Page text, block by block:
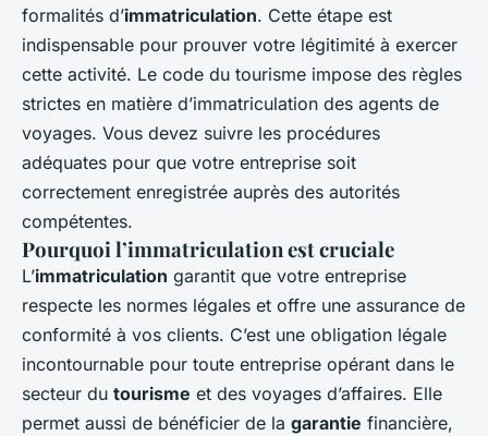
formalités d’immatriculation. Cette étape est
indispensable pour prouver votre légitimité à exercer
cette activité. Le code du tourisme impose des règles
strictes en matière d’immatriculation des agents de
voyages. Vous devez suivre les procédures
adéquates pour que votre entreprise soit
correctement enregistrée auprès des autorités
compétentes.
Pourquoi l’immatriculation est cruciale
L’immatriculation garantit que votre entreprise
respecte les normes légales et offre une assurance de
conformité à vos clients. C’est une obligation légale
incontournable pour toute entreprise opérant dans le
secteur du tourisme et des voyages d’affaires. Elle
permet aussi de bénéficier de la garantie financière,